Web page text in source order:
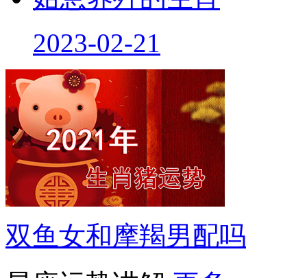
2023-02-21
双鱼女和摩羯男配吗